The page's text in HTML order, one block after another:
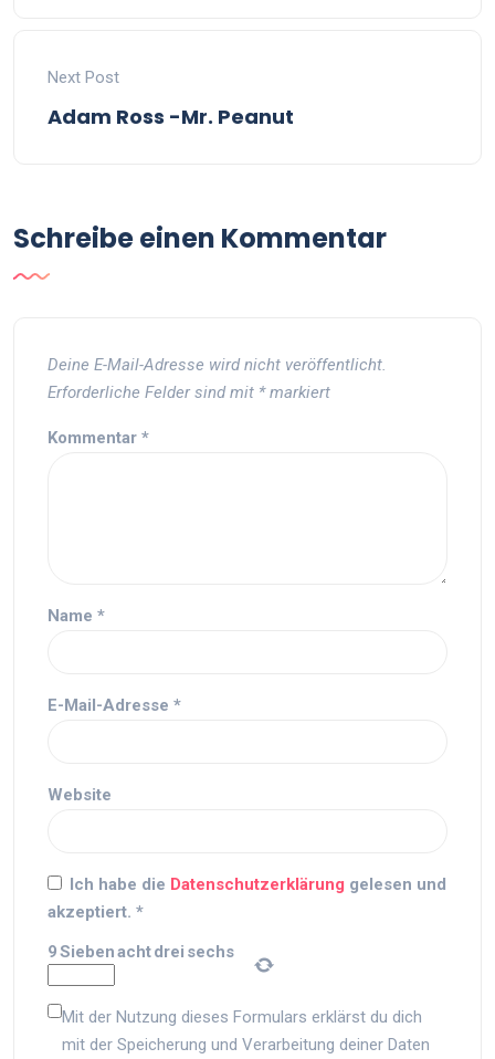
Next Post
Adam Ross -Mr. Peanut
Schreibe einen Kommentar
Deine E-Mail-Adresse wird nicht veröffentlicht.
Erforderliche Felder sind mit *markiert
Kommentar *
Name *
E-Mail-Adresse *
Website
Ich habe die Datenschutzerklärung gelesen und
akzeptiert. *
9Siebenachtdrei sechs
Mit der Nutzung dieses Formulars erklärst du dich
mit der Speicherung und Verarbeitung deiner Daten